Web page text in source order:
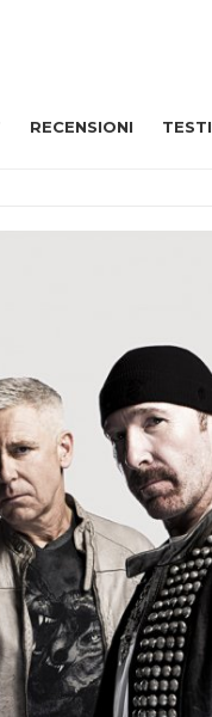
RECENSIONI TESTI